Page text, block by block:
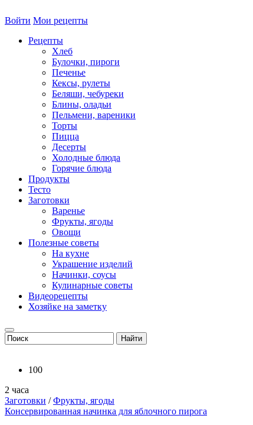
Войти Мои рецепты
Рецепты
Хлеб
Булочки, пироги
Печенье
Кексы, рулеты
Беляши, чебуреки
Блины, оладьи
Пельмени, вареники
Торты
Пицца
Десерты
Холодные блюда
Горячие блюда
Продукты
Тесто
Заготовки
Варенье
Фрукты, ягоды
Овощи
Полезные советы
На кухне
Украшение изделий
Начинки, соусы
Кулинарные советы
Видеорецепты
Хозяйке на заметку
100
2 часа
Заготовки /Фрукты, ягоды
Консервированная начинка для яблочного пирога